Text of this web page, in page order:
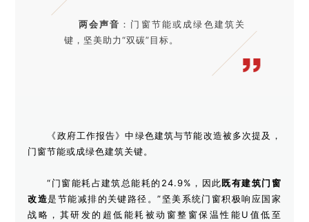
两会声音 ：门窗节能或成绿色建筑关
键，坚美助力“双碳”目标。
《政府工作报告》中绿色建筑与节能改造被多次提及，
门窗节能或成绿色建筑关键。
“门窗能耗占建筑总能耗的24.9%，因此既有建筑门窗
改造是节能减排的关键路径。”坚美系统门窗积极响应国家
战略，其研发的超低能耗被动窗整窗保温性能U值低至